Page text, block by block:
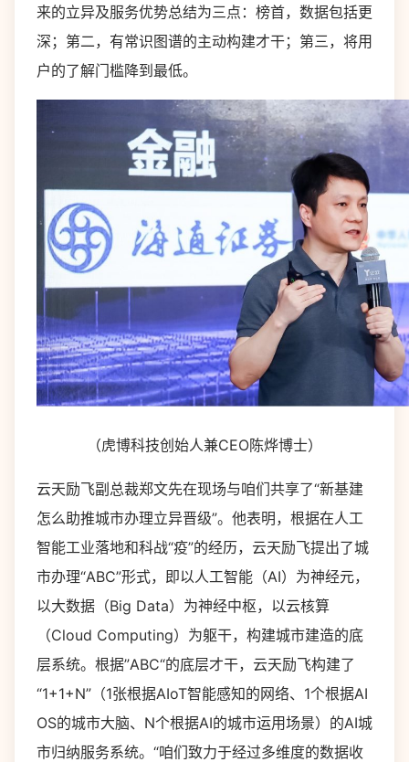
来的立异及服务优势总结为三点：榜首，数据包括更
深；第二，有常识图谱的主动构建才干；第三，将用
户的了解门槛降到最低。
（虎博科技创始人兼CEO陈烨博士）
云天励飞副总裁郑文先在现场与咱们共享了“新基建
怎么助推城市办理立异晋级”。他表明，根据在人工
智能工业落地和科战“疫”的经历，云天励飞提出了城
市办理“ABC”形式，即以人工智能（AI）为神经元，
以大数据（Big Data）为神经中枢，以云核算
（Cloud Computing）为躯干，构建城市建造的底
层系统。根据”ABC“的底层才干，云天励飞构建了
“1+1+N”（1张根据AIoT智能感知的网络、1个根据AI
OS的城市大脑、N个根据AI的城市运用场景）的AI城
市归纳服务系统。“咱们致力于经过多维度的数据收